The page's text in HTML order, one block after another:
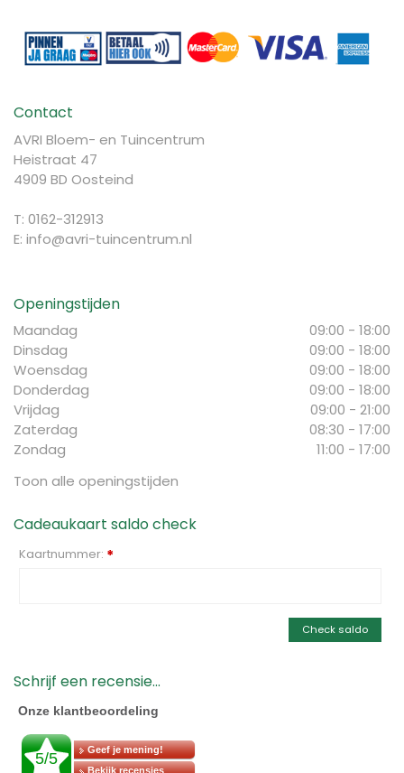
Contact
AVRI Bloem- en Tuincentrum
Heistraat 47
4909 BD Oosteind
T: 0162-312913
E: info@avri-tuincentrum.nl
Openingstijden
Maandag
09:00 - 18:00
Dinsdag
09:00 - 18:00
Woensdag
09:00 - 18:00
Donderdag
09:00 - 18:00
Vrijdag
09:00 - 21:00
Zaterdag
08:30 - 17:00
Zondag
11:00 - 17:00
Toon alle openingstijden
Cadeaukaart saldo check
Kaartnummer: *
Check saldo
Schrijf een recensie...